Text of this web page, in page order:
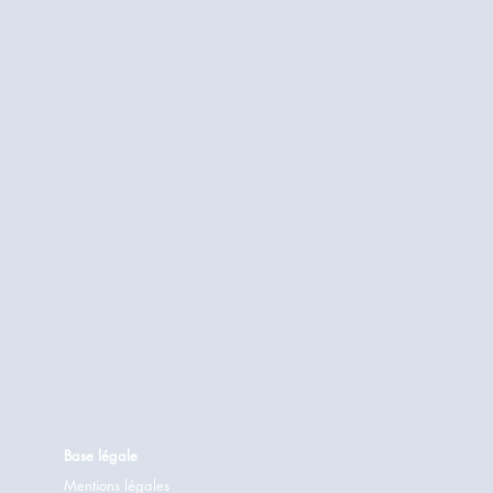
Base légale
Mentions légales